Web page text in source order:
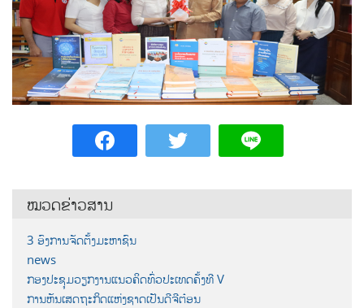
ໝວດຂ່າວສານ
3 ອົງການຈັດຕັ້ງມະຫາຊົນ
news
ກອງປະຊຸມວຽກງານແນວຄິດທົ່ວປະເທດຄັ້ງທີ V
ການຫັນເສດຖະກິດແຫ່ງຊາດເປັນດີຈີຕ໋ອນ